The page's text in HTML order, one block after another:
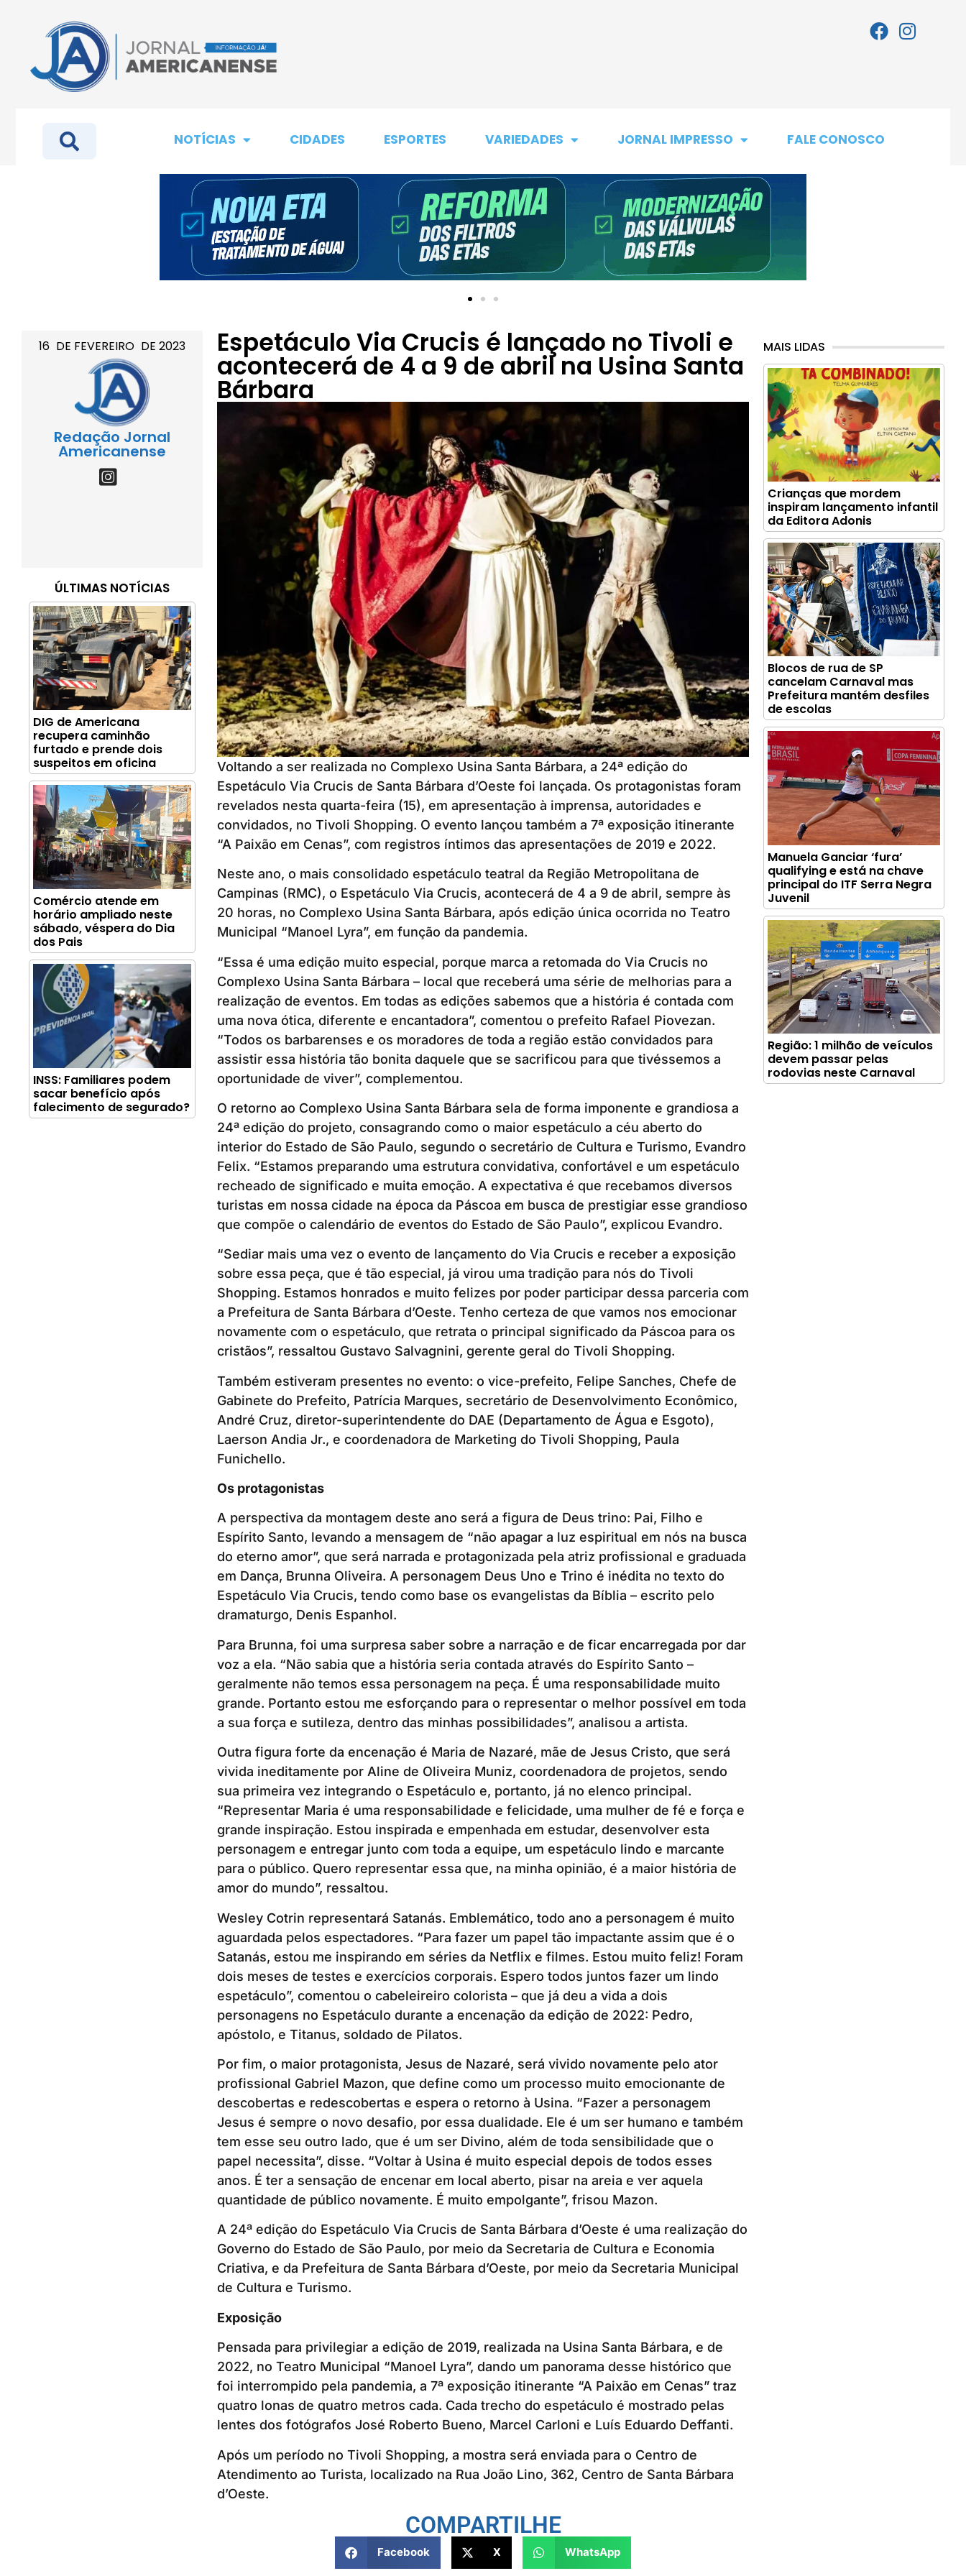
NOTÍCIAS CIDADES ESPORTES VARIEDADES JORNAL IMPRESSO FALE CONOSCO
16 DE FEVEREIRO DE 2023
Redação Jornal
Americanense
ÚLTIMAS NOTÍCIAS
DIG de Americana
recupera caminhão
furtado e prende dois
suspeitos em oficina
Comércio atende em
horário ampliado neste
sábado, véspera do Dia
dos Pais
INSS: Familiares podem
sacar benefício após
falecimento de segurado?
Espetáculo Via Crucis é lançado no Tivoli e
acontecerá de 4 a 9 de abril na Usina Santa
Bárbara
Voltando a ser realizada no Complexo Usina Santa Bárbara, a 24ª edição do
Espetáculo Via Crucis de Santa Bárbara d’Oeste foi lançada. Os protagonistas foram
revelados nesta quarta-feira (15), em apresentação à imprensa, autoridades e
convidados, no Tivoli Shopping. O evento lançou também a 7ª exposição itinerante
“A Paixão em Cenas”, com registros íntimos das apresentações de 2019 e 2022.
Neste ano, o mais consolidado espetáculo teatral da Região Metropolitana de
Campinas (RMC), o Espetáculo Via Crucis, acontecerá de 4 a 9 de abril, sempre às
20 horas, no Complexo Usina Santa Bárbara, após edição única ocorrida no Teatro
Municipal “Manoel Lyra”, em função da pandemia.
“Essa é uma edição muito especial, porque marca a retomada do Via Crucis no
Complexo Usina Santa Bárbara – local que receberá uma série de melhorias para a
realização de eventos. Em todas as edições sabemos que a história é contada com
uma nova ótica, diferente e encantadora”, comentou o prefeito Rafael Piovezan.
“Todos os barbarenses e os moradores de toda a região estão convidados para
assistir essa história tão bonita daquele que se sacrificou para que tivéssemos a
oportunidade de viver”, complementou.
O retorno ao Complexo Usina Santa Bárbara sela de forma imponente e grandiosa a
24ª edição do projeto, consagrando como o maior espetáculo a céu aberto do
interior do Estado de São Paulo, segundo o secretário de Cultura e Turismo, Evandro
Felix. “Estamos preparando uma estrutura convidativa, confortável e um espetáculo
recheado de significado e muita emoção. A expectativa é que recebamos diversos
turistas em nossa cidade na época da Páscoa em busca de prestigiar esse grandioso
que compõe o calendário de eventos do Estado de São Paulo”, explicou Evandro.
“Sediar mais uma vez o evento de lançamento do Via Crucis e receber a exposição
sobre essa peça, que é tão especial, já virou uma tradição para nós do Tivoli
Shopping. Estamos honrados e muito felizes por poder participar dessa parceria com
a Prefeitura de Santa Bárbara d’Oeste. Tenho certeza de que vamos nos emocionar
novamente com o espetáculo, que retrata o principal significado da Páscoa para os
cristãos”, ressaltou Gustavo Salvagnini, gerente geral do Tivoli Shopping.
Também estiveram presentes no evento: o vice-prefeito, Felipe Sanches, Chefe de
Gabinete do Prefeito, Patrícia Marques, secretário de Desenvolvimento Econômico,
André Cruz, diretor-superintendente do DAE (Departamento de Água e Esgoto),
Laerson Andia Jr., e coordenadora de Marketing do Tivoli Shopping, Paula
Funichello.
Os protagonistas
A perspectiva da montagem deste ano será a figura de Deus trino: Pai, Filho e
Espírito Santo, levando a mensagem de “não apagar a luz espiritual em nós na busca
do eterno amor”, que será narrada e protagonizada pela atriz profissional e graduada
em Dança, Brunna Oliveira. A personagem Deus Uno e Trino é inédita no texto do
Espetáculo Via Crucis, tendo como base os evangelistas da Bíblia – escrito pelo
dramaturgo, Denis Espanhol.
Para Brunna, foi uma surpresa saber sobre a narração e de ficar encarregada por dar
voz a ela. “Não sabia que a história seria contada através do Espírito Santo –
geralmente não temos essa personagem na peça. É uma responsabilidade muito
grande. Portanto estou me esforçando para o representar o melhor possível em toda
a sua força e sutileza, dentro das minhas possibilidades”, analisou a artista.
Outra figura forte da encenação é Maria de Nazaré, mãe de Jesus Cristo, que será
vivida ineditamente por Aline de Oliveira Muniz, coordenadora de projetos, sendo
sua primeira vez integrando o Espetáculo e, portanto, já no elenco principal.
“Representar Maria é uma responsabilidade e felicidade, uma mulher de fé e força e
grande inspiração. Estou inspirada e empenhada em estudar, desenvolver esta
personagem e entregar junto com toda a equipe, um espetáculo lindo e marcante
para o público. Quero representar essa que, na minha opinião, é a maior história de
amor do mundo”, ressaltou.
Wesley Cotrin representará Satanás. Emblemático, todo ano a personagem é muito
aguardada pelos espectadores. “Para fazer um papel tão impactante assim que é o
Satanás, estou me inspirando em séries da Netflix e filmes. Estou muito feliz! Foram
dois meses de testes e exercícios corporais. Espero todos juntos fazer um lindo
espetáculo”, comentou o cabeleireiro colorista – que já deu a vida a dois
personagens no Espetáculo durante a encenação da edição de 2022: Pedro,
apóstolo, e Titanus, soldado de Pilatos.
Por fim, o maior protagonista, Jesus de Nazaré, será vivido novamente pelo ator
profissional Gabriel Mazon, que define como um processo muito emocionante de
descobertas e redescobertas e espera o retorno à Usina. “Fazer a personagem
Jesus é sempre o novo desafio, por essa dualidade. Ele é um ser humano e também
tem esse seu outro lado, que é um ser Divino, além de toda sensibilidade que o
papel necessita”, disse. “Voltar à Usina é muito especial depois de todos esses
anos. É ter a sensação de encenar em local aberto, pisar na areia e ver aquela
quantidade de público novamente. É muito empolgante”, frisou Mazon.
A 24ª edição do Espetáculo Via Crucis de Santa Bárbara d’Oeste é uma realização do
Governo do Estado de São Paulo, por meio da Secretaria de Cultura e Economia
Criativa, e da Prefeitura de Santa Bárbara d’Oeste, por meio da Secretaria Municipal
de Cultura e Turismo.
Exposição
Pensada para privilegiar a edição de 2019, realizada na Usina Santa Bárbara, e de
2022, no Teatro Municipal “Manoel Lyra”, dando um panorama desse histórico que
foi interrompido pela pandemia, a 7ª exposição itinerante “A Paixão em Cenas” traz
quatro lonas de quatro metros cada. Cada trecho do espetáculo é mostrado pelas
lentes dos fotógrafos José Roberto Bueno, Marcel Carloni e Luís Eduardo Deffanti.
Após um período no Tivoli Shopping, a mostra será enviada para o Centro de
Atendimento ao Turista, localizado na Rua João Lino, 362, Centro de Santa Bárbara
d’Oeste.
COMPARTILHE
Facebook X WhatsApp
MAIS LIDAS
Crianças que mordem
inspiram lançamento infantil
da Editora Adonis
Blocos de rua de SP
cancelam Carnaval mas
Prefeitura mantém desfiles
de escolas
Manuela Ganciar ‘fura’
qualifying e está na chave
principal do ITF Serra Negra
Juvenil
Região: 1 milhão de veículos
devem passar pelas
rodovias neste Carnaval